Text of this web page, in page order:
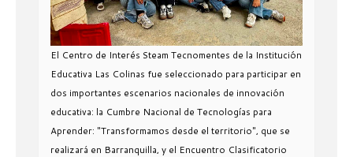
El Centro de Interés Steam Tecnomentes de la Institución
Educativa Las Colinas fue seleccionado para participar en
dos importantes escenarios nacionales de innovación
educativa: la Cumbre Nacional de Tecnologías para
Aprender: "Transformamos desde el territorio", que se
realizará en Barranquilla, y el Encuentro Clasificatorio